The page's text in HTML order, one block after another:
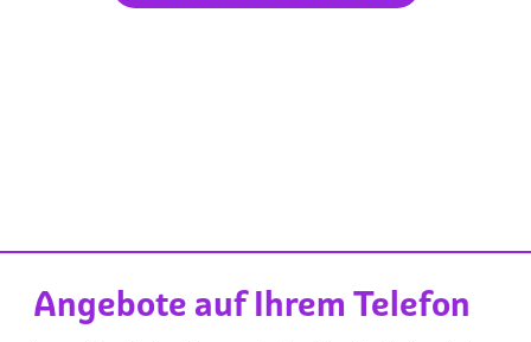
Angebote auf Ihrem Telefon